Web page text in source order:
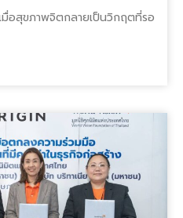
มื่อสุขภาพจิตกลายเป็นวิกฤตที่รอ